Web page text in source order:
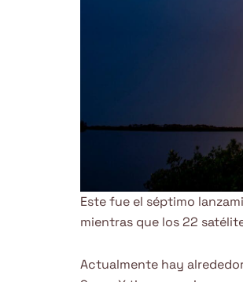
Este fue el séptimo
mientras que los 22
Actualmente hay